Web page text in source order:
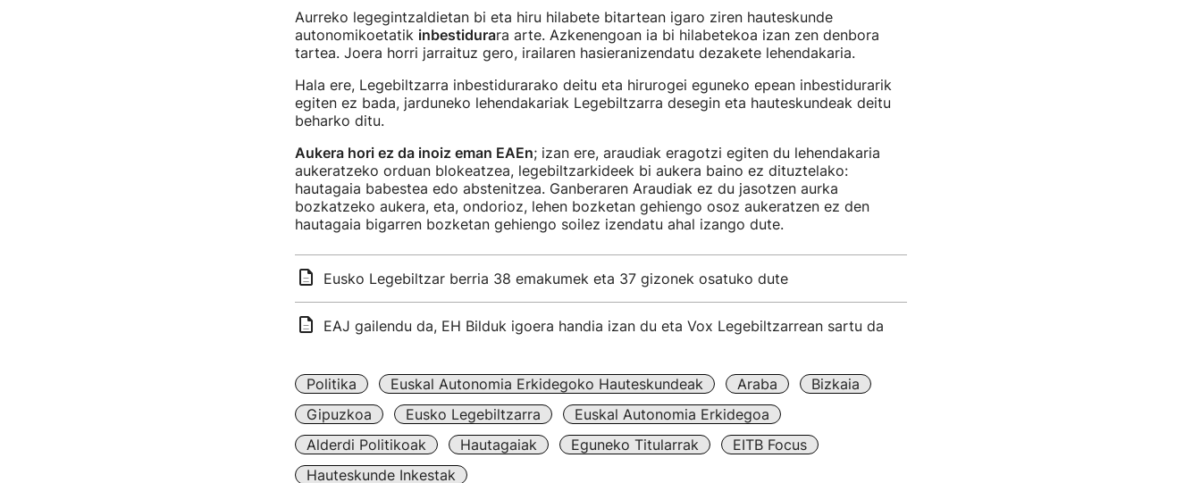
Aurreko legegintzaldietan bi eta hiru hilabete bitartean igaro ziren hauteskunde
autonomikoetatik inbestidurara arte. Azkenengoan ia bi hilabetekoa izan zen denbora
tartea. Joera horri jarraituz gero, irailaren hasieranizendatu dezakete lehendakaria.
Hala ere, Legebiltzarra inbestidurarako deitu eta hirurogei eguneko epean inbestidurarik
egiten ez bada, jarduneko lehendakariak Legebiltzarra desegin eta hauteskundeak deitu
beharko ditu.
Aukera hori ez da inoiz eman EAEn; izan ere, araudiak eragotzi egiten du lehendakaria
aukeratzeko orduan blokeatzea, legebiltzarkideek bi aukera baino ez dituztelako:
hautagaia babestea edo abstenitzea. Ganberaren Araudiak ez du jasotzen aurka
bozkatzeko aukera, eta, ondorioz, lehen bozketan gehiengo osoz aukeratzen ez den
hautagaia bigarren bozketan gehiengo soilez izendatu ahal izango dute.
Eusko Legebiltzar berria 38 emakumek eta 37 gizonek osatuko dute
EAJ gailendu da, EH Bilduk igoera handia izan du eta Vox Legebiltzarrean sartu da
Politika Euskal Autonomia Erkidegoko Hauteskundeak Araba
Bizkaia
Gipuzkoa
Eusko Legebiltzarra
Euskal Autonomia Erkidegoa
Alderdi Politikoak
Hautagaiak Eguneko Titularrak
EITB Focus
Hauteskunde Inkestak